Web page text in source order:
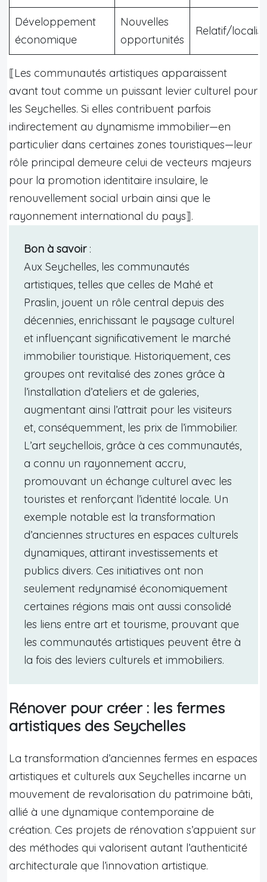
Développement
économique
Nouvelles
opportunités
Relatif/
⟦Les communautés artistiques apparaissent
avant tout comme un puissant levier culturel pour
les Seychelles. Si elles contribuent parfois
indirectement au dynamisme immobilier—en
particulier dans certaines zones touristiques—leur
rôle principal demeure celui de vecteurs majeurs
pour la promotion identitaire insulaire, le
renouvellement social urbain ainsi que le
rayonnement international du pays⟧.
Bon à savoir:
Aux Seychelles, les communautés
artistiques, telles que celles de Mahé et
Praslin, jouent un rôle central depuis des
décennies, enrichissant le paysage culturel
et influençant significativement le marché
immobilier touristique. Historiquement, ces
groupes ont revitalisé des zones grâce à
l’installation d’ateliers et de galeries,
augmentant ainsi l’attrait pour les visiteurs
et, conséquemment, les prix de l’immobilier.
L’art seychellois, grâce à ces communautés,
a connu un rayonnement accru,
promouvant un échange culturel avec les
touristes et renforçant l’identité locale. Un
exemple notable est la transformation
d’anciennes structures en espaces culturels
dynamiques, attirant investissements et
publics divers. Ces initiatives ont non
seulement redynamisé économiquement
certaines régions mais ont aussi consolidé
les liens entre art et tourisme, prouvant que
les communautés artistiques peuvent être à
la fois des leviers culturels et immobiliers.
Rénover pour créer : les fermes
artistiques des Seychelles
La transformation d’anciennes fermes en espaces
artistiques et culturels aux Seychelles incarne un
mouvement de revalorisation du patrimoine bâti,
allié à une dynamique contemporaine de
création. Ces projets de rénovation s’appuient sur
des méthodes qui valorisent autant l’authenticité
architecturale que l’innovation artistique.